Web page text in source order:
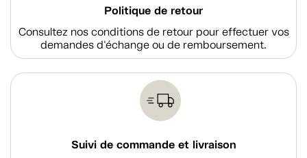
Politique de retour
Consultez nos conditions de retour pour effectuer vos
demandes d'échange ou de remboursement.
Suivi de commande et livraison